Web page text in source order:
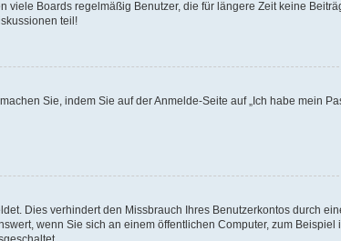
viele Boards regelmäßig Benutzer, die für längere Zeit keine
teil!
Sie, indem Sie auf der Anmelde-Seite auf „Ich habe mein
Dies verhindert den Missbrauch Ihres Benutzerkontos durch
wenn Sie sich an einem öffentlichen Computer, zum Beispiel